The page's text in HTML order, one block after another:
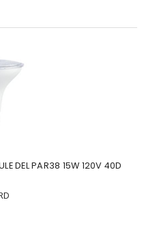
DEL PAR38 15W 120V 40D